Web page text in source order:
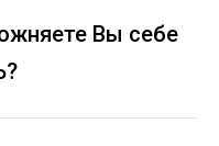
Вы себе